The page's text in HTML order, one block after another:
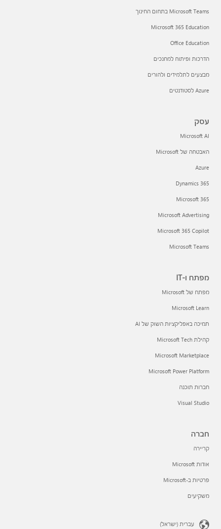
Microsoft Teams בתחום החינוך
Microsoft 365 Education
Office Education
הדרכות ופיתוח למחנכים
מבצעים לתלמידים ולהורים
Azure לסטודנטים
עסק
Microsoft AI
האבטחה של Microsoft
Azure
Dynamics 365
Microsoft 365
Microsoft Advertising
Microsoft 365 Copilot
Microsoft Teams
מפתח ו-IT
מפתח של Microsoft
Microsoft Learn
תמיכה באפליקציות השוק של AI
קהילת Microsoft Tech
Microsoft Marketplace
Microsoft Power Platform
חברות תוכנה
Visual Studio
חברה
קריירה
אודות Microsoft
פרטיות ב-Microsoft
משקיעים
עברית (ישראל)